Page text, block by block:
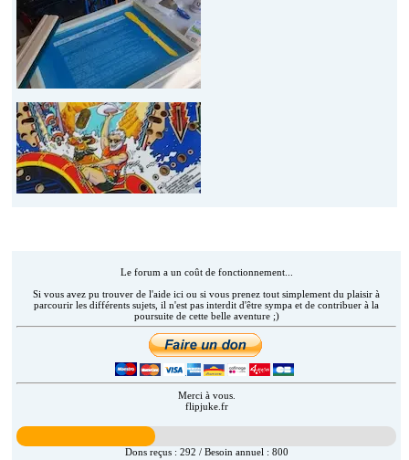
Le forum a un coût de fonctionnement...
Si vous avez pu trouver de l'aide ici ou si vous prenez tout simplement du plaisir à
parcourir les différents sujets, il n'est pas interdit d'être sympa et de contribuer à la
poursuite de cette belle aventure ;)
Merci à vous.
flipjuke.fr
Dons reçus : 292 / Besoin annuel : 800